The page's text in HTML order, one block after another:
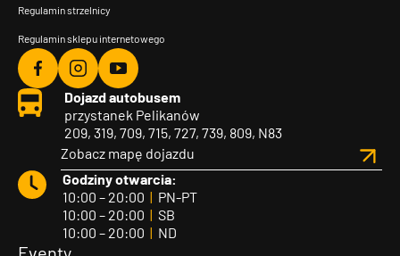
Regulamin strzelnicy
Regulamin sklepu internetowego
Agvo
Facebook
Agvo
Instagram
Agvo
YouTube
Dojazd autobusem
przystanek Pelikanów
209, 319, 709, 715, 727, 739, 809, N83
Zobacz mapę dojazdu
Godziny otwarcia:
10:00 – 20:00 | PN-PT
10:00 – 20:00 | SB
10:00 – 20:00 | ND